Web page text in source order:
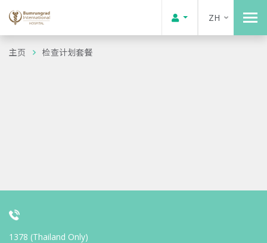
ZH
主页 检查计划套餐
1378 (Thailand Only)